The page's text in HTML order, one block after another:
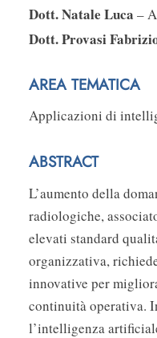
Dott. Natale Luca –
Dott. Provasi
AREA TEMATICA
Applicazioni di
ABSTRACT
L’aumento della
radiologiche,
elevati standard
organizzativa,
innovative per
continuità operativa.
l’intelligenza